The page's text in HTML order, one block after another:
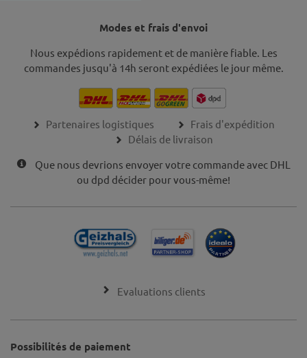
Modes et frais d'envoi
Nous expédions rapidement et de manière fiable. Les
commandes jusqu'à 14h seront expédiées le jour même.
Partenaires logistiques
Frais d'expédition
Délais de livraison
Que nous devrions envoyer votre commande avec DHL
ou dpd décider pour vous-même!
Evaluations clients
Possibilités de paiement